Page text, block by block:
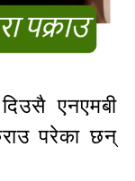
एनएमबी
परेका छन्